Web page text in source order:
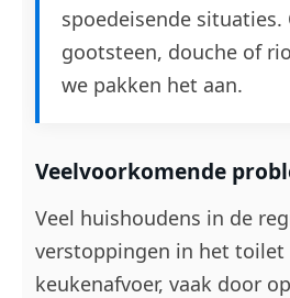
spoedeisende situaties.
gootsteen, douche of
we pakken het aan.
Veelvoorkomende
Veel huishoudens in de
verstoppingen in het toilet
keukenafvoer, vaak door